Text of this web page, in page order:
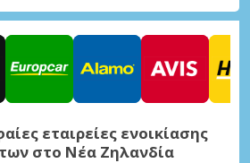
εταιρείες ενοικίασης
στο Νέα Ζηλανδία